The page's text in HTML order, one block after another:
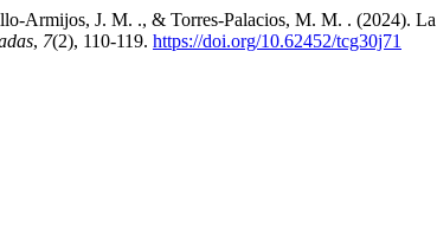
Armijos, J. M. ., & Torres-Palacios, M. M. . (2024).
, 7(2), 110-119. https://doi.org/10.62452/tcg30j71